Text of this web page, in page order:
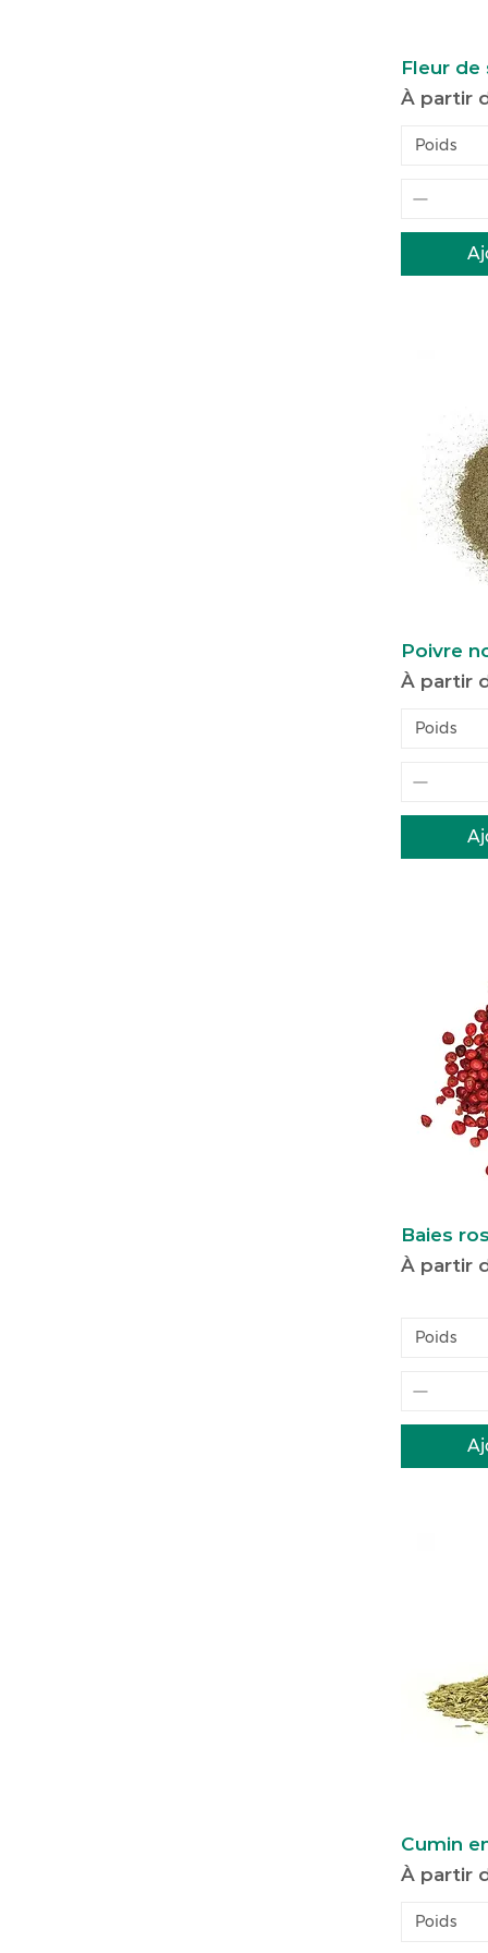
Fleur de
À partir
Prix
Poids
Poivre
À partir
Prix
Poids
Baies
À partir
Prix
Poids
Cumin
À partir
Prix
Poids